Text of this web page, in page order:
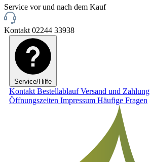
Service vor und nach dem Kauf
Kontakt 02244 33938
Service/Hilfe
Kontakt BestellablaufVersand und Zahlung
Öffnungszeiten Impressum Häufige Fragen